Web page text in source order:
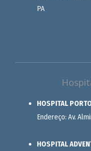
PA
HOSPITAL
Endereço: Av.
HOSPITAL